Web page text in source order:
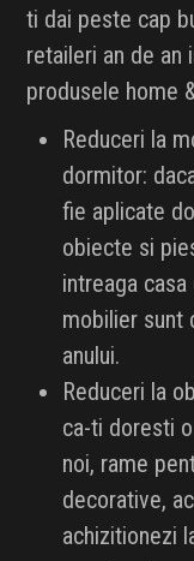
ti dai peste cap
retaileri an de an
produsele home
Reduceri la
dormitor:
fie aplicate
obiecte si
intreaga
mobilier sunt
anului.
Reduceri la
ca-ti doresti
noi, rame
decorative,
achizitionezi